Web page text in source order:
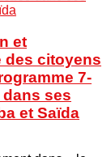
et
des citoyens
7-
ses
et Saïda